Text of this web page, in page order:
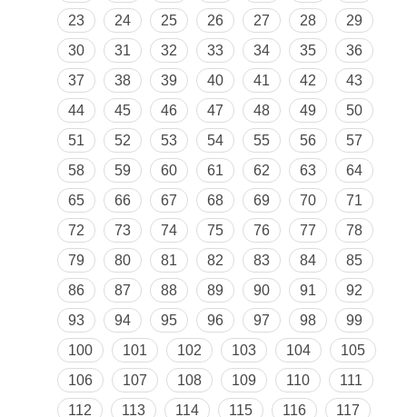
23
24 25 26 27 28
29
30
31 32 33 34 35
36
37
38 39 40 41 42
43
44
45 46 47 48 49
50
51
52 53 54 55 56
57
58
59 60 61 62 63
64
65
66 67 68 69 70
71
72
73 74 75 76 77
78
79
80 81 82 83 84
85
86
87 88 89 90 91
92
93
94 95 96 97 98
99
100
101 102 103 104
105
106
107 108 109 110
111
112
113 114 115 116
117